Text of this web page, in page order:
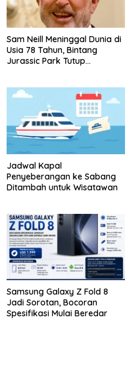
Sam Neill Meninggal Dunia di
Usia 78 Tahun, Bintang
Jurassic Park Tutup
Jadwal Kapal
Penyeberangan ke Sabang
Ditambah untuk Wisatawan
Samsung Galaxy Z Fold 8
Jadi Sorotan, Bocoran
Spesifikasi Mulai Beredar